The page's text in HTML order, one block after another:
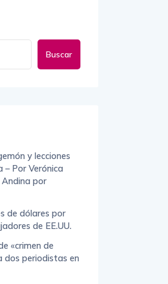
Buscar
y lecciones
– Por Verónica
por
de dólares por
de EE.UU.
«crimen de
dos periodistas en